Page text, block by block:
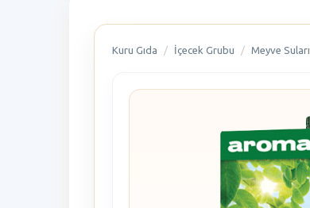
Kuru Gıda İçecek Grubu Meyve Suları